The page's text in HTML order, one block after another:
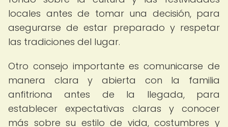
locales antes de tomar una decisión, para
asegurarse de estar preparado y respetar
las tradiciones del lugar.
Otro consejo importante es comunicarse de
manera clara y abierta con la familia
anfitriona antes de la llegada, para
establecer expectativas claras y conocer
más sobre su estilo de vida, costumbres y